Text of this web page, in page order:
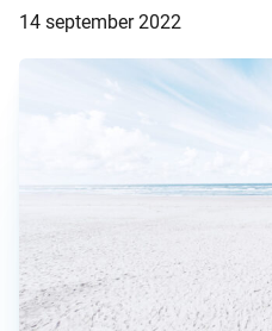
14 september 2022